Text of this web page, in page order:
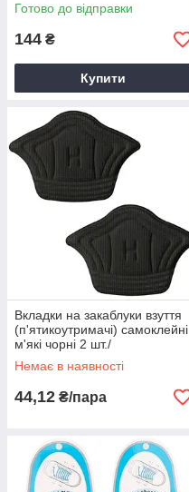
Готово до відправки
144 ₴
Купити
Вкладки на закаблуки взуття
(п'ятикоутримачі) самоклейні
м'які чорні 2 шт./
пач.,вкладиші-задники на
п'яту
Немає в наявності
44,12 ₴/пара